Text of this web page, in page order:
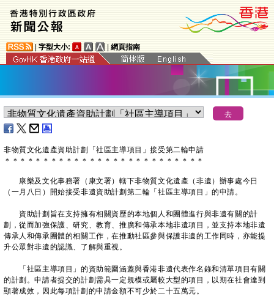
字型大小: 網頁指南
非物質文化遺產資助計劃「社區主導項目」接受第二輪申請
＊ ＊ ＊ ＊ ＊ ＊ ＊ ＊ ＊ ＊ ＊ ＊ ＊ ＊ ＊ ＊ ＊ ＊ ＊ ＊ ＊ ＊ ＊ ＊ ＊ ＊
康樂及文化事務署（康文署）轄下非物質文化遺產（非遺）辦事處今日
（一月八日）開始接受非遺資助計劃第二輪「社區主導項目」的申請。
資助計劃旨在支持擁有相關資歷的本地個人和團體進行與非遺有關的計
劃，從而加強保護、研究、教育、推廣和傳承本地非遺項目，並支持本地非遺
傳承人和傳承團體的相關工作，在推動社區參與保護非遺的工作同時，亦能提
升公眾對非遺的認識、了解與重視。
「社區主導項目」的資助範圍涵蓋與香港非遺代表作名錄和清單項目有關
的計劃。申請者提交的計劃需具一定規模或屬較大型的項目，以期在社會達到
顯著成效，因此每項計劃的申請金額不可少於二十五萬元。